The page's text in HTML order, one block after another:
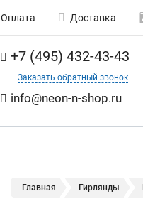
Оплата Доставка
+7 (495) 432-43-43
Заказать обратный звонок
info@neon-n-shop.ru
Главная Гирлянды